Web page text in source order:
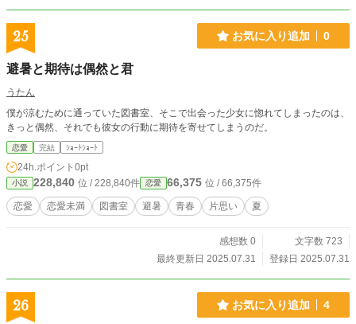
25 お気に入り追加 0
避暑と期待は偶然と君
うたん
僕が涼むために通っていた図書室、そこで出会った少女に惚れてしまったのは、
きっと偶然、それでも彼女の行動に期待を寄せてしまうのだ。
恋愛 完結 ｼｮｰﾄｼｮｰﾄ
24h.ポイント 0pt
小説 228,840 位 / 228,840件 恋愛 66,375 位 / 66,375件
恋愛 恋愛未満 図書室 避暑 青春 片思い 夏
感想数 0
文字数 723
最終更新日 2025.07.31
登録日 2025.07.31
26 お気に入り追加 4